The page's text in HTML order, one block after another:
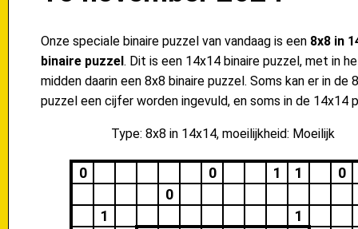
Onze speciale binaire puzzel van vandaag is een 8x8 in
binaire puzzel. Dit is een 14x14 binaire puzzel, met in
midden daarin een 8x8 binaire puzzel. Soms kan er in de
puzzel een cijfer worden ingevuld, en soms in de 14x14
Type: 8x8 in 14x14, moeilijkheid: Moeilijk
0 0 1 1
0
0
1
1